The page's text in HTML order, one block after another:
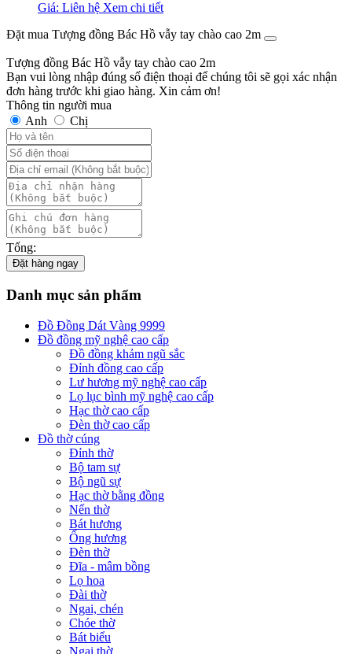
Giá: Liên hệ Xem chi tiết
Đặt mua Tượng đồng Bác Hồ vẫy tay chào cao 2m
Tượng đồng Bác Hồ vẫy tay chào cao 2m
Bạn vui lòng nhập đúng số điện thoại để chúng tôi sẽ gọi xác nhận
đơn hàng trước khi giao hàng. Xin cảm ơn!
Thông tin người mua
Anh
Chị
Tổng:
Đặt hàng ngay
Danh mục sản phẩm
Đồ Đồng Dát Vàng 9999
Đồ đồng mỹ nghệ cao cấp
Đồ đồng khảm ngũ sắc
Đỉnh đồng cao cấp
Lư hương mỹ nghệ cao cấp
Lọ lục bình mỹ nghệ cao cấp
Hạc thờ cao cấp
Đèn thờ cao cấp
Đồ thờ cúng
Đỉnh thờ
Bộ tam sự
Bộ ngũ sự
Hạc thờ bằng đồng
Nến thờ
Bát hương
Ống hương
Đèn thờ
Đĩa - mâm bồng
Lọ hoa
Đài thờ
Ngai, chén
Chóe thờ
Bát biểu
Ngai thờ